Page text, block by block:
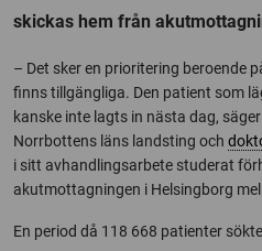
skickas hem från
– Det sker en prioritering beroende
finns tillgängliga. Den patient som
kanske inte lagts in nästa dag,
Norrbottens läns landsting och
i sitt avhandlingsarbete studerat
akutmottagningen i Helsingborg
En period då 118 668 patienter